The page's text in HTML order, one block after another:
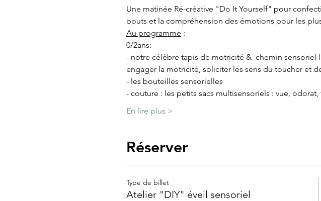
Une matinée Ré-créative "Do It Yourself" pour
bouts et la compréhension des émotions pour les
Au programme :
0/2ans:
- notre célèbre tapis de motricité &  chemin
engager la motricité, soliciter les sens du toucher et
- les bouteilles sensorielles
- couture : les petits sacs multisensoriels : vue,
En lire plus >
Réserver
Type de billet
Atelier "DIY" éveil sensoriel